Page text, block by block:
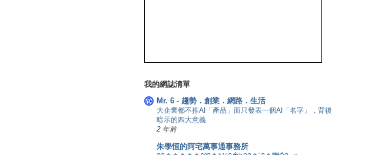
我的網誌清單
Mr. 6 - 趨勢．創業．網路．生活
大企業都不推AI「產品」而只發表一個AI「名字」，背後
暗示的四大意義
2 年前
朱學恒的阿宅萬事通事務所